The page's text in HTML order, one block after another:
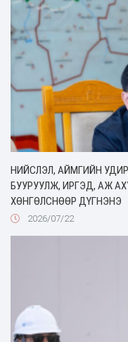
НИЙСЛЭЛ, АЙМГИЙН
БУУРУУЛЖ, ИРГЭД, АЖ
ХӨНГӨЛСНӨӨР ДҮГНЭНЭ
2026/07/22